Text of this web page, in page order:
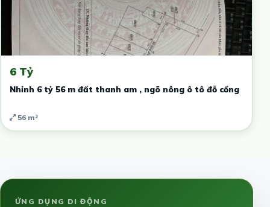
6 Tỷ
Nhỉnh 6 tỷ 56 m đất thanh am , ngõ nông ô tô đỗ cổng
56 m²
ỨNG DỤNG DI ĐỘNG